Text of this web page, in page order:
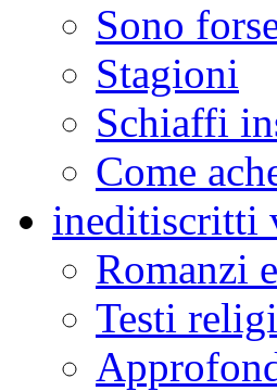
Sono
Stagioni
Schiaffi
Come
ineditiscritti
Romanzi
Testi